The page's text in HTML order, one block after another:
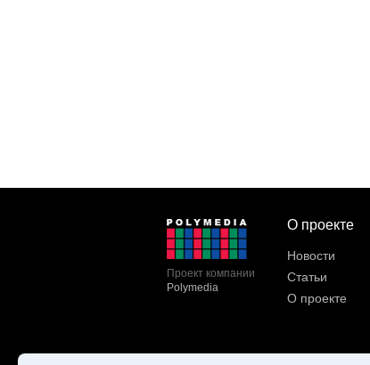
Проект компании
Polymedia
О проекте
Новости
Статьи
О проекте